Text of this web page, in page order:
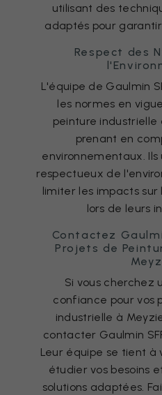
utilisant des
adaptés pour
Respect des
L'équipe de Gaulmin
les normes en
peinture industrielle
prenant en
environnementaux.
respectueux de
limiter les impacts
lors de leurs
Contactez
Projets de
Si vous cherchez
confiance pour vos
industrielle à
contacter Gaulmin
Leur équipe se tient à
étudier vos besoins
solutions adaptées.